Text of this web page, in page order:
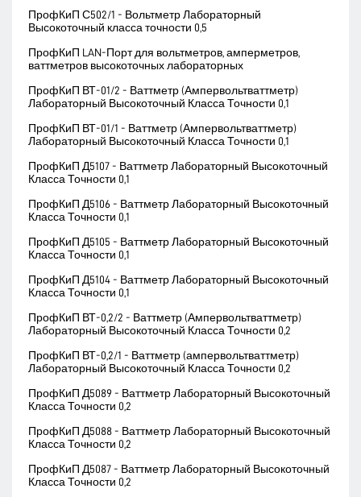
ПрофКиП С502/1 - Вольтметр Лабораторный
Высокоточный класса точности 0,5
ПрофКиП LAN-Порт для вольтметров, амперметров,
ваттметров высокоточных лабораторных
ПрофКиП ВТ-01/2 - Ваттметр (Ампервольтваттметр)
Лабораторный Высокоточный Класса Точности 0,1
ПрофКиП ВТ-01/1 - Ваттметр (Ампервольтваттметр)
Лабораторный Высокоточный Класса Точности 0,1
ПрофКиП Д5107 - Ваттметр Лабораторный Высокоточный
Класса Точности 0,1
ПрофКиП Д5106 - Ваттметр Лабораторный Высокоточный
Класса Точности 0,1
ПрофКиП Д5105 - Ваттметр Лабораторный Высокоточный
Класса Точности 0,1
ПрофКиП Д5104 - Ваттметр Лабораторный Высокоточный
Класса Точности 0,1
ПрофКиП ВТ-0,2/2 - Ваттметр (Ампервольтваттметр)
Лабораторный Высокоточный Класса Точности 0,2
ПрофКиП ВТ-0,2/1 - Ваттметр (ампервольтваттметр)
Лабораторный Высокоточный Класса Точности 0,2
ПрофКиП Д5089 - Ваттметр Лабораторный Высокоточный
Класса Точности 0,2
ПрофКиП Д5088 - Ваттметр Лабораторный Высокоточный
Класса Точности 0,2
ПрофКиП Д5087 - Ваттметр Лабораторный Высокоточный
Класса Точности 0,2